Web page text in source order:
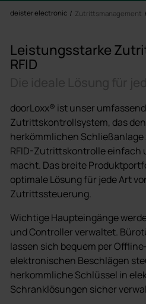
deister electronic Zutrittsmanagement
Leistungsstarke
RFID
doorLoxx® ist unser
Zutrittskontrollsystem, das
herkömmlichen
RFID-Zutrittskontrolle einfach
macht. Das breite
optimale Lösung für jede Art
Zutrittssteuerung.
Wichtige Haupteingänge
und Controller verwaltet.
lassen sich bequem per
elektronischen Beschlägen
herkommliche Schlüssel in
Schranklösungen sicher